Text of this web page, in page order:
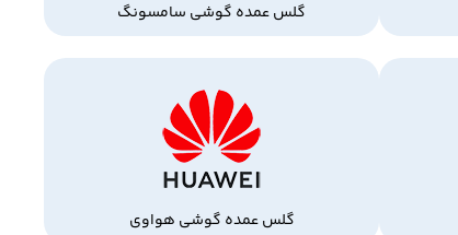
گلس عمده گوشی سامسونگ
گلس عمده گوشی هواوی